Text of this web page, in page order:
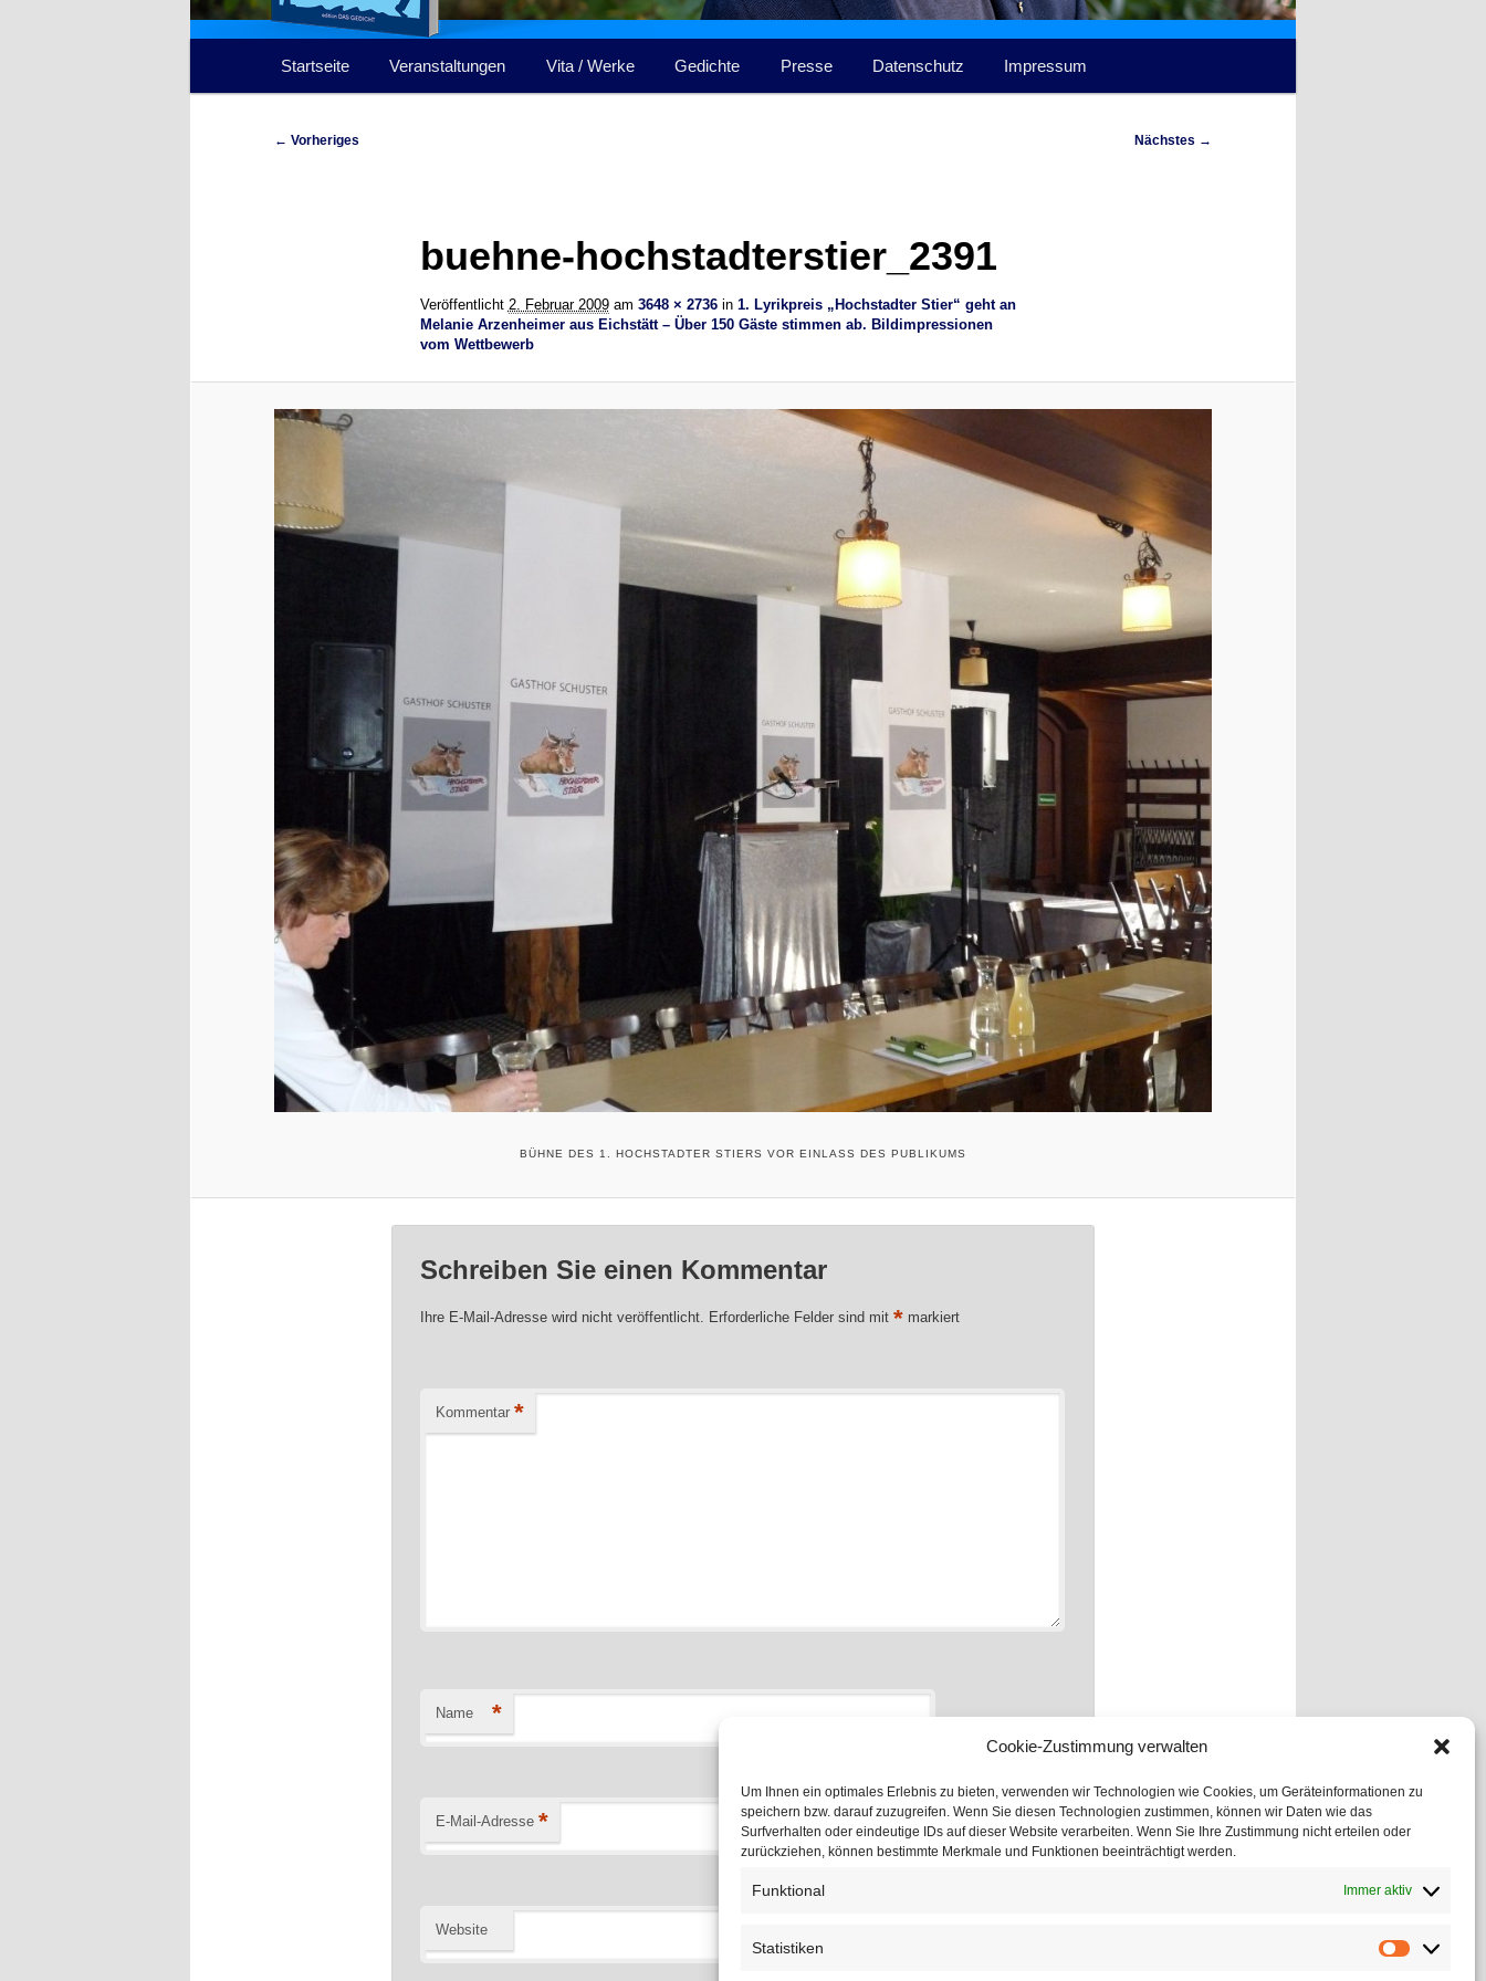
Cookie-Zustimmung verwalten
Um Ihnen ein optimales Erlebnis zu bieten, verwenden wir Technologien wie Cookies, um Geräteinformationen zu
speichern bzw. darauf zuzugreifen. Wenn Sie diesen Technologien zustimmen, können wir Daten wie das
Surfverhalten oder eindeutige IDs auf dieser Website verarbeiten. Wenn Sie Ihre Zustimmung nicht erteilen oder
zurückziehen, können bestimmte Merkmale und Funktionen beeinträchtigt werden.
Funktional Immer aktiv
Statistiken
Statistiken
Startseite Veranstaltungen Vita / Werke Gedichte Presse Datenschutz Impressum
Bilder-
← Vorheriges Nächstes →
buehne-hochstadterstier_2391
Veröffentlicht 2. Februar 2009am 3648 × 2736in 1. Lyrikpreis „Hochstadter Stier“ geht an
Melanie Arzenheimer aus Eichstätt – Über 150 Gäste stimmen ab. Bildimpressionen
vom Wettbewerb
BÜHNE DES 1. HOCHSTADTER STIERS VOR EINLASS DES PUBLIKUMS
Schreiben Sie einen Kommentar
Ihre E-Mail-Adresse wird nicht veröffentlicht. Erforderliche Felder sind mit *markiert
Kommentar *
Name *
E-Mail-Adresse *
Website